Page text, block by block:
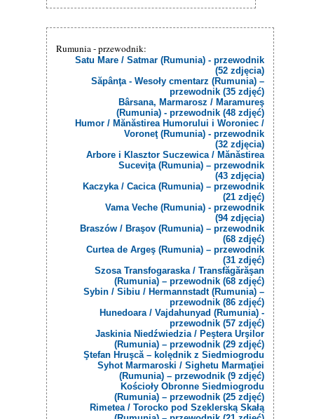
Rumunia - przewodnik:
Satu Mare / Satmar (Rumunia) - przewodnik
(52 zdjęcia)
Săpânţa - Wesoły cmentarz (Rumunia) –
przewodnik (35 zdjęć)
Bârsana, Marmarosz / Maramureş
(Rumunia) - przewodnik (48 zdjęć)
Humor / Mănăstirea Humorului i Woroniec /
Voroneţ (Rumunia) - przewodnik
(32 zdjęcia)
Arbore i Klasztor Suczewica / Mănăstirea
Suceviţa (Rumunia) – przewodnik
(43 zdjęcia)
Kaczyka / Cacica (Rumunia) – przewodnik
(21 zdjęć)
Vama Veche (Rumunia) - przewodnik
(94 zdjęcia)
Braszów / Braşov (Rumunia) – przewodnik
(68 zdjęć)
Curtea de Argeş (Rumunia) – przewodnik
(31 zdjęć)
Szosa Transfogaraska / Transfăgărăşan
(Rumunia) – przewodnik (68 zdjęć)
Sybin / Sibiu / Hermannstadt (Rumunia) –
przewodnik (86 zdjęć)
Hunedoara / Vajdahunyad (Rumunia) -
przewodnik (57 zdjęć)
Jaskinia Niedźwiedzia / Peştera Urşilor
(Rumunia) – przewodnik (29 zdjęć)
Ştefan Hruşcă – kolędnik z Siedmiogrodu
Syhot Marmaroski / Sighetu Marmaţiei
(Rumunia) – przewodnik (9 zdjęć)
Kościoły Obronne Siedmiogrodu
(Rumunia) – przewodnik (25 zdjęć)
Rimetea / Torocko pod Szeklerską Skałą